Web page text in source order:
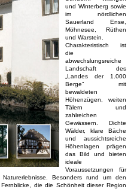
und Winterberg sowie
im nördlichen
Sauerland Ense,
Möhnesee, Rüthen
und Warstein.
Charakteristisch ist
die
abwechslungsreiche
Landschaft des
„Landes der 1.000
Berge“ mit
bewaldeten
Höhenzügen, weiten
Tälern und
zahlreichen
Gewässern. Dichte
Wälder, klare Bäche
und aussichtsreiche
Höhenlagen prägen
das Bild und bieten
ideale
Voraussetzungen für
Besonders rund um den
die die Schönheit dieser Region